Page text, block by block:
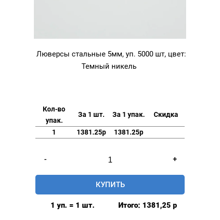
Люверсы стальные 5мм, уп. 5000 шт, цвет:
Темный никель
Кол-во
упак.
За 1 шт. За 1 упак. Скидка
1 1381.25р 1381.25р
-
товара
Люверсы
стальные
+
КУПИТЬ
1 уп. = 1 шт. Итого: 1381,25 р